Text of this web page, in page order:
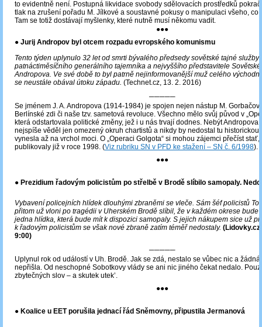
to evidentně není. Postupná likvidace svobody sdělovacích prostředků
tlak na zrušení pořadu M. Jílkové a soustavné pokusy o manipulaci všeho, co
Tam se totiž dostávají myšlenky, které nutně musí někomu vadit.
●●●
● Jurij Andropov byl otcem rozpadu evropského komunismu
Tento týden uplynulo 32 let od smrti bývalého předsedy sovětské tajné služby
patnáctiměsíčního generálního tajemníka a nejvyššího představitele
Andropova. Ve své době to byl patrně nejinformovanější muž celého
se neustále obával útoku západu. (Technet.cz, 13. 2. 2016)
─────
Se jménem J. A. Andropova (1914-1984) je spojen nejen nástup M.
Berlínské zdi či naše tzv. sametová revoluce. Všechno mělo svůj původ v
která odstartovala politické změny, jež i u nás trvají dodnes. Nebýt
nejspíše věděl jen omezený okruh chartistů a nikdy by nedostal tu historickou
vynesla až na vrchol moci. O „Operaci Golgota“ si mohou zájemci přečíst stať,
publikovaly již v roce 1998. (Viz rubriku SN v PFD ke stažení – SN č. 6/1998).
●●●
● Prezidium řadovým policistům po střelbě v Brodě slíbilo samopaly.
Vybavení policejních hlídek dlouhými zbraněmi se vleče. Sám šéf policistů
přitom už vloni po tragédii v Uherském Brodě slíbil, že v každém okrese bude
jedna hlídka, která bude mít k dispozici samopaly. S jejich nákupem sice už
k řadovým policistům se však nové zbraně zatím téměř nedostaly.
9:00)
─────
Uplynul rok od událostí v Uh. Brodě. Jak se zdá, nestalo se vůbec nic a
nepřišla. Od neschopné Sobotkovy vlády se ani nic jiného čekat nedalo.
zbytečných slov – a skutek utek’.
●●●
● Koalice u EET porušila jednací řád Sněmovny, připustila Jermanová